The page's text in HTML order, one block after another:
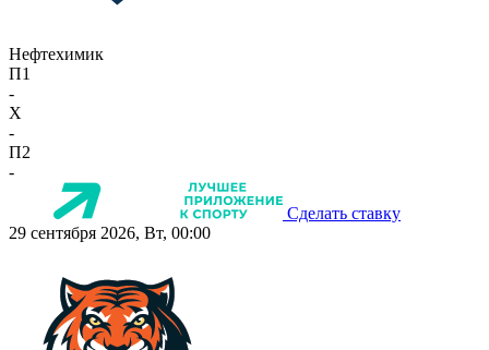
Нефтехимик
П1
-
X
-
П2
-
Сделать ставку
29 сентября 2026, Вт, 00:00